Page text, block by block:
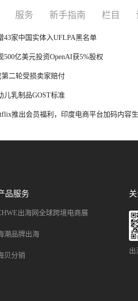
服务 新手指南 栏目
43家中国实体入UFLPA黑名单
500亿美元投资OpenAI获5%股权
第二轮受损卖家赔付
儿乳制品GOST标准
推出会员福利，印度电商平台加码内容
品服务
出海网全球跨境电商展
潮品牌出海
贝分销
关
出